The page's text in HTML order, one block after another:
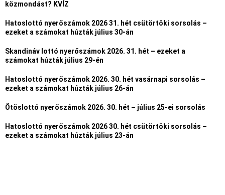
közmondást? KVÍZ
Hatoslottó nyerőszámok 2026 31. hét csütörtöki sorsolás –
ezeket a számokat húzták július 30-án
Skandináv lottó nyerőszámok 2026. 31. hét – ezeket a
számokat húzták július 29-én
Hatoslottó nyerőszámok 2026. 30. hét vasárnapi sorsolás –
ezeket a számokat húzták július 26-án
Ötöslottó nyerőszámok 2026. 30. hét – július 25-ei sorsolás
Hatoslottó nyerőszámok 2026 30. hét csütörtöki sorsolás –
ezeket a számokat húzták július 23-án